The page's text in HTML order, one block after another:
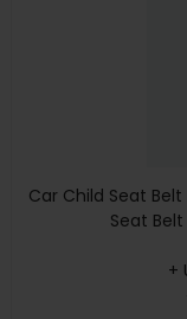
Car Child Seat
Seat
+